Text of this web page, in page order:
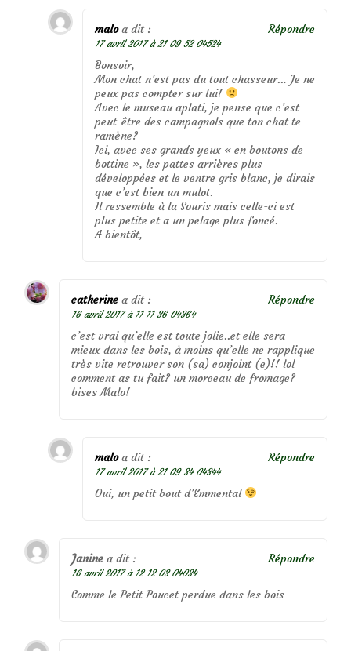
malo a dit :
17 avril 2017 à 21 09 52 04524
Bonsoir,
Mon chat n’est pas du tout chasseur… Je ne
peux pas compter sur lui!
Avec le museau aplati, je pense que c’est
peut-être des campagnols que ton chat te
ramène?
Ici, avec ses grands yeux « en boutons de
bottine », les pattes arrières plus
développées et le ventre gris blanc, je dirais
que c’est bien un mulot.
Il ressemble à la Souris mais celle-ci est
plus petite et a un pelage plus foncé.
A bientôt,
Répondre
catherine a dit :
16 avril 2017 à 11 11 36 04364
c’est vrai qu’elle est toute jolie..et elle sera
mieux dans les bois, à moins qu’elle ne rapplique
très vite retrouver son (sa) conjoint (e)!! lol
comment as tu fait? un morceau de fromage?
bises Malo!
Répondre
malo a dit :
17 avril 2017 à 21 09 34 04344
Oui, un petit bout d’Emmental
Répondre
Janine a dit :
16 avril 2017 à 12 12 03 04034
Comme le Petit Poucet perdue dans les bois
Répondre